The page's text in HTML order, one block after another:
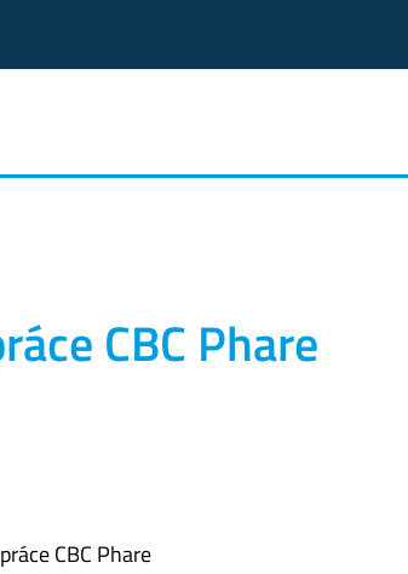
CBC Phare
CBC Phare